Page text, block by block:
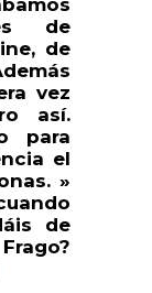
de
de
vez
así.
para
el
»
de